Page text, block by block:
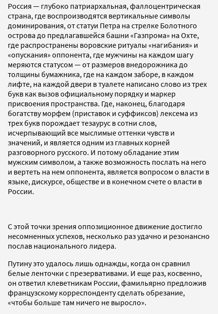
Россия — глубоко патриархальная, фаллоцентрическая
страна, где воспроизводятся вертикальные символы
доминирования, от статуи Петра на стрелке Болотного
острова до предлагавшейся башни «Газпрома» на Охте,
где распространены воровские ритуалы «нагибания» и
«опускания» оппонента, где мужчины на каждом шагу
меряются статусом — от размеров внедорожника до
толщины бумажника, где на каждом заборе, в каждом
лифте, на каждой двери в туалете написано слово из трех
букв как вызов официальному порядку и маркер
присвоения пространства. Где, наконец, благодаря
богатству морфем (приставок и суффиксов) лексема из
трех букв порождает тезаурус в сотни слов,
исчерпывающий все мыслимые оттенки чувств и
значений, и является одним из главных корней
разговорного русского. И потому обладание этим
мужским символом, а также возможность послать на него
и вертеть на нем оппонента, является вопросом о власти в
языке, дискурсе, обществе и в конечном счете о власти в
России.
С этой точки зрения оппозиционное движение достигло
несомненных успехов, несколько раз удачно и резонансно
послав национального лидера.
Путину это удалось лишь однажды, когда он сравнил
белые ленточки с презервативами. И еще раз, косвенно,
он ответил клеветникам России, фамильярно предложив
французскому корреспонденту сделать обрезание,
«чтобы больше там ничего не выросло».